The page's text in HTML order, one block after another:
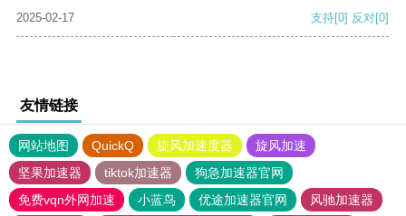
2025-02-17
支持[0] 反对[0]
友情链接
网站地图 QuickQ 旋风加速度器
旋风加速
坚果加速器
tiktok加速器
狗急加速器官网
免费vqn外网加速
小蓝鸟 优途加速器官网 风驰加速器